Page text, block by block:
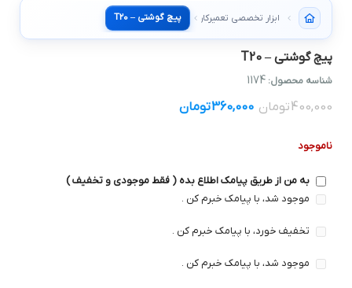
ابزار تخصصی تعمیرکار پیچ گوشتی – T20
پیچ گوشتی – T20
شناسه محصول: 1174
400,000تومان 360,000تومان
ناموجود
به من از طریق پیامک اطلاع بده ( فقط موجودی و تخفیف )
موجود شد، با پیامک خبرم کن .
تخفیف خورد، با پیامک خبرم کن .
موجود شد، با پیامک خبرم کن .